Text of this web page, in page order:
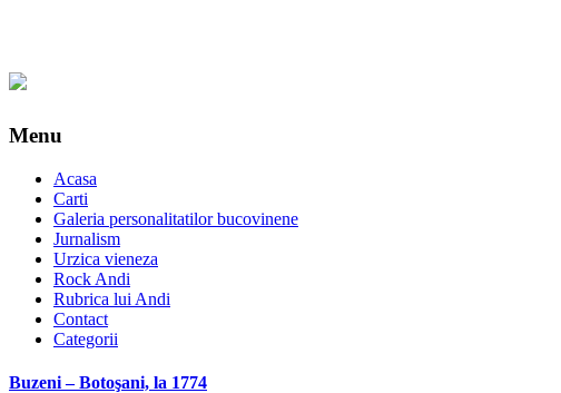
Menu
Acasa
Carti
Galeria personalitatilor bucovinene
Jurnalism
Urzica vieneza
Rock Andi
Rubrica lui Andi
Contact
Categorii
Buzeni – Botoşani, la 1774